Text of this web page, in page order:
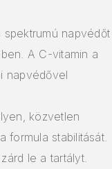
napvédőt
A C-vitamin a
napvédővel
közvetlen
formula stabilitását.
le a tartályt.